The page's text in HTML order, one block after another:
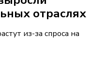
отраслях
из-за спроса на